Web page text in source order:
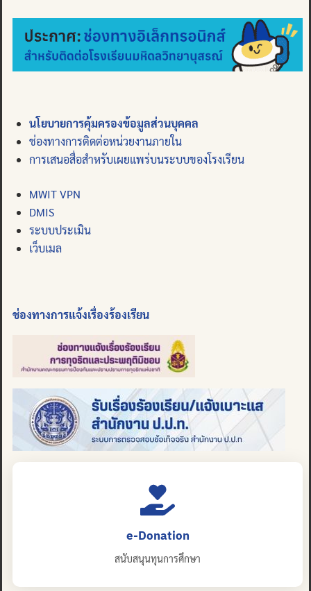
นโยบายการคุ้มครองข้อมูลส่วนบุคคล
ช่องทางการติดต่อหน่วยงานภายใน
การเสนอสื่อสำหรับเผยแพร่บนระบบของโรงเรียน
MWIT VPN
DMIS
ระบบประเมิน
เว็บเมล
ช่องทางการแจ้งเรื่องร้องเรียน
e-Donation
สนับสนุนทุนการศึกษา